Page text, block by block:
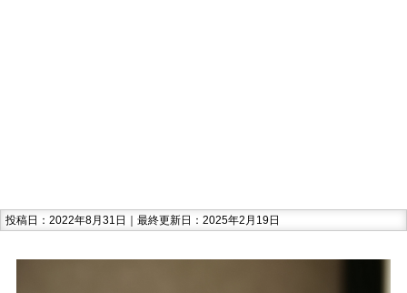
投稿日：2022年8月31日｜最終更新日：2025年2月19日